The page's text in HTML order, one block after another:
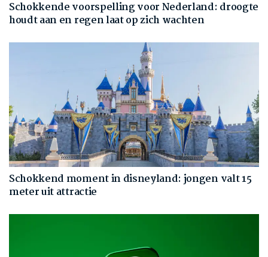
Schokkende voorspelling voor Nederland: droogte
houdt aan en regen laat op zich wachten
Schokkend moment in disneyland: jongen valt 15
meter uit attractie